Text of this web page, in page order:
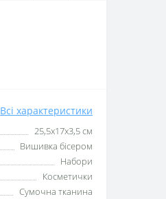
Всі характеристики
25,5x17x3,5 см
Вишивка бісером
Набори
Косметички
Сумочна тканина